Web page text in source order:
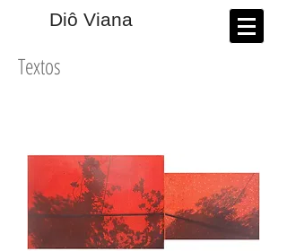
​Diô Viana
Textos